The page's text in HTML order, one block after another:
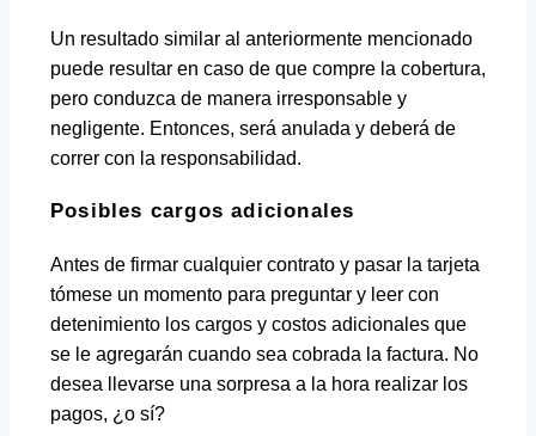
Un resultado similar al anteriormente mencionado
puede resultar en caso de que compre la cobertura,
pero conduzca de manera irresponsable y
negligente. Entonces, será anulada y deberá de
correr con la responsabilidad.
Posibles cargos adicionales
Antes de firmar cualquier contrato y pasar la tarjeta
tómese un momento para preguntar y leer con
detenimiento los cargos y costos adicionales que
se le agregarán cuando sea cobrada la factura. No
desea llevarse una sorpresa a la hora realizar los
pagos, ¿o sí?